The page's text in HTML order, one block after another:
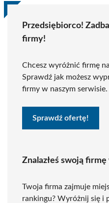
Przedsiębiorco!
firmy!
Chcesz wyróżnić firmę
Sprawdź jak możesz
firmy w naszym serwisie.
Sprawdź ofertę!
Znalazłeś swoją
Twoja firma zajmuje
rankingu? Wyróżnij się i